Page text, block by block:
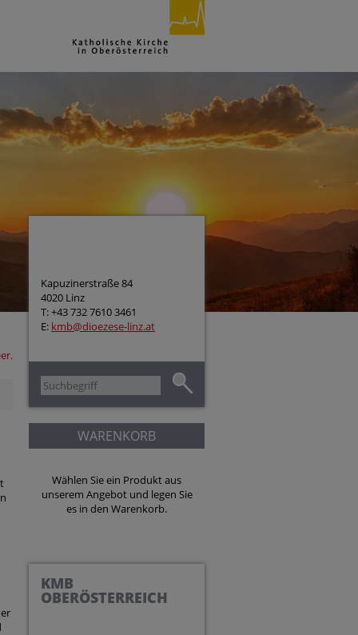
Kapuzinerstraße 84
4020 Linz
T: +43 732 7610 3461
E: kmb@dioezese-linz.at
WARENKORB
Wählen Sie ein Produkt aus
unserem Angebot und legen Sie
es in den Warenkorb.
KMB
OBERÖSTERREICH